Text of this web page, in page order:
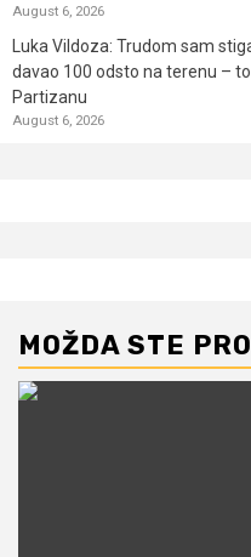
August 6, 2026
Luka Vildoza: Trudom sam
davao 100 odsto na terenu –
Partizanu
August 6, 2026
MOŽDA STE